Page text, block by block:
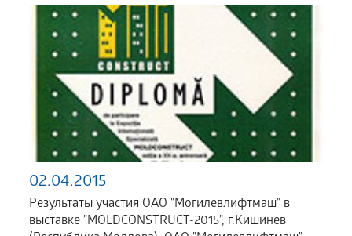
02.04.2015
Результаты участия ОАО "Могилевлифтмаш" в
выставке "MOLDCONSTRUCT-2015", г.Кишинев